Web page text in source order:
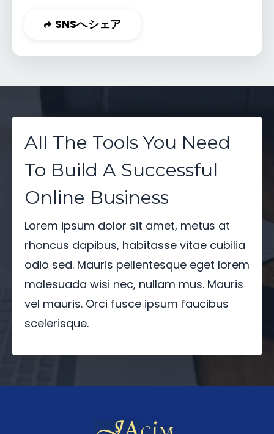
SNSへシェア
All The Tools You Need
To Build A Successful
Online Business
Lorem ipsum dolor sit amet, metus at
rhoncus dapibus, habitasse vitae cubilia
odio sed. Mauris pellentesque eget lorem
malesuada wisi nec, nullam mus. Mauris
vel mauris. Orci fusce ipsum faucibus
scelerisque.